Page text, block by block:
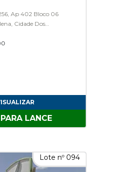
Ap 402 Bloco 06
Cidade Dos
LANCE
Lote nº 094